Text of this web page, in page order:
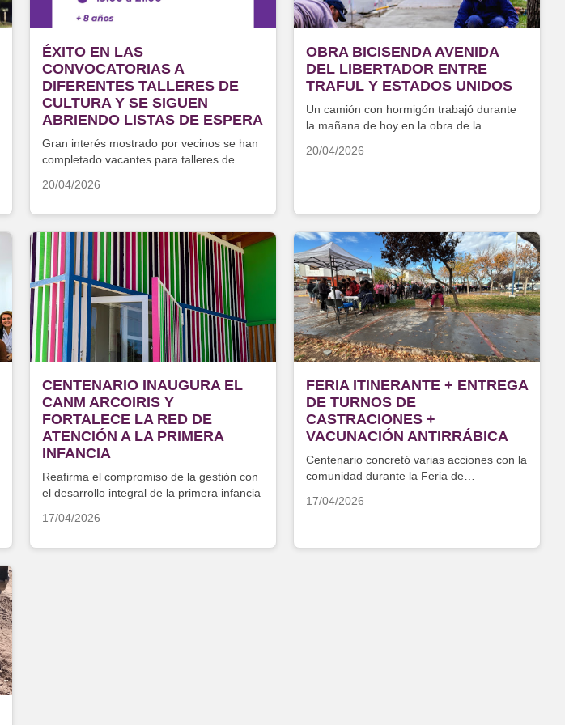
ÉXITO EN LAS
CONVOCATORIAS A
DIFERENTES TALLERES DE
CULTURA Y SE SIGUEN
ABRIENDO LISTAS DE ESPERA
Gran interés mostrado por vecinos se han
completado vacantes para talleres de
20/04/2026
OBRA BICISENDA AVENIDA
DEL LIBERTADOR ENTRE
TRAFUL Y ESTADOS UNIDOS
Un camión con hormigón trabajó durante
la mañana de hoy en la obra de la
20/04/2026
CENTENARIO INAUGURA EL
CANM ARCOIRIS Y
FORTALECE LA RED DE
ATENCIÓN A LA PRIMERA
INFANCIA
Reafirma el compromiso de la gestión con
el desarrollo integral de la primera infancia
17/04/2026
FERIA ITINERANTE + ENTREGA
DE TURNOS DE
CASTRACIONES +
VACUNACIÓN ANTIRRÁBICA
Centenario concretó varias acciones con la
comunidad durante la Feria de
17/04/2026